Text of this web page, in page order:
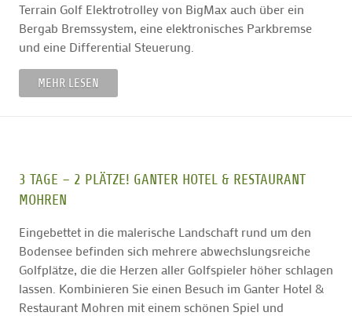
Terrain Golf Elektrotrolley von BigMax auch über ein
Bergab Bremssystem, eine elektronisches Parkbremse
und eine Differential Steuerung.
MEHR LESEN
3 TAGE – 2 PLÄTZE! GANTER HOTEL & RESTAURANT
MOHREN
Eingebettet in die malerische Landschaft rund um den
Bodensee befinden sich mehrere abwechslungsreiche
Golfplätze, die die Herzen aller Golfspieler höher schlagen
lassen. Kombinieren Sie einen Besuch im Ganter Hotel &
Restaurant Mohren mit einem schönen Spiel und